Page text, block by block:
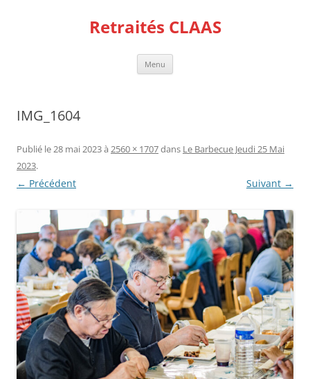
Retraités CLAAS
Menu
IMG_1604
Publié le28 mai 2023à 2560 × 1707dans Le Barbecue Jeudi 25 Mai
2023.
← Précédent Suivant →